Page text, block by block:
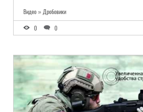
Видео » Дробовики
0 0